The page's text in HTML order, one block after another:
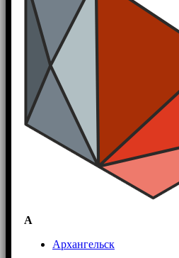
А
Архангельск